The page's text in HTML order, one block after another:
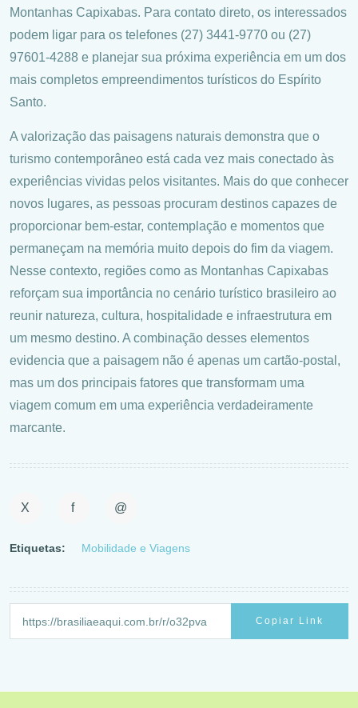
Montanhas Capixabas. Para contato direto, os interessados
podem ligar para os telefones (27) 3441-9770 ou (27)
97601-4288 e planejar sua próxima experiência em um dos
mais completos empreendimentos turísticos do Espírito
Santo.
A valorização das paisagens naturais demonstra que o
turismo contemporâneo está cada vez mais conectado às
experiências vividas pelos visitantes. Mais do que conhecer
novos lugares, as pessoas procuram destinos capazes de
proporcionar bem-estar, contemplação e momentos que
permaneçam na memória muito depois do fim da viagem.
Nesse contexto, regiões como as Montanhas Capixabas
reforçam sua importância no cenário turístico brasileiro ao
reunir natureza, cultura, hospitalidade e infraestrutura em
um mesmo destino. A combinação desses elementos
evidencia que a paisagem não é apenas um cartão-postal,
mas um dos principais fatores que transformam uma
viagem comum em uma experiência verdadeiramente
marcante.
X f @
Etiquetas: Mobilidade e Viagens
Copiar Link